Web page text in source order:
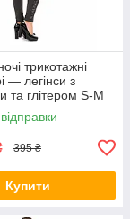
трикотажні
— легінси з
та глітером S-M
395 ₴
Купити